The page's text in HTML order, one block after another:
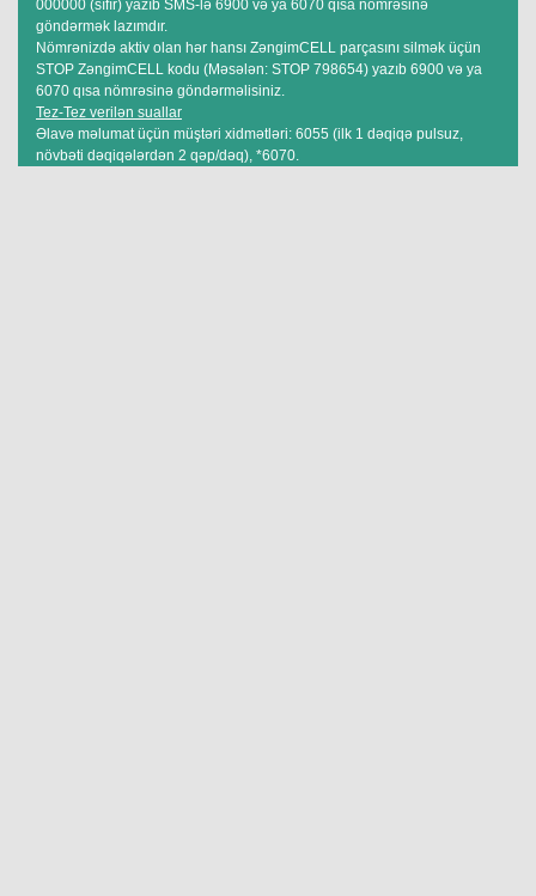
000000 (sıfır) yazıb SMS-lə 6900 və ya 6070 qısa nömrəsinə
göndərmək lazımdır.
Nömrənizdə aktiv olan hər hansı ZəngimCELL parçasını silmək üçün
STOP ZəngimCELL kodu (Məsələn: STOP 798654) yazıb 6900 və ya
6070 qısa nömrəsinə göndərməlisiniz.
Tez-Tez verilən suallar
Əlavə məlumat üçün müştəri xidmətləri: 6055 (ilk 1 dəqiqə pulsuz,
növbəti dəqiqələrdən 2 qəp/dəq), *6070.